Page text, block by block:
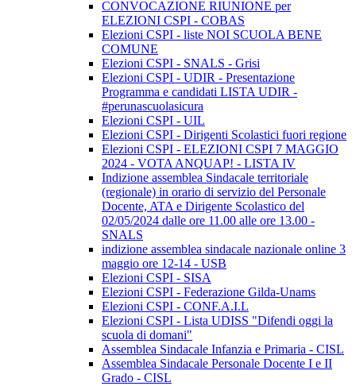
CONVOCAZIONE RIUNIONE per
ELEZIONI CSPI - COBAS
Elezioni CSPI - liste NOI SCUOLA BENE
COMUNE
Elezioni CSPI - SNALS - Grisi
Elezioni CSPI - UDIR - Presentazione
Programma e candidati LISTA UDIR -
#perunascuolasicura
Elezioni CSPI - UIL
Elezioni CSPI - Dirigenti Scolastici fuori regione
Elezioni CSPI - ELEZIONI CSPI 7 MAGGIO
2024 - VOTA ANQUAP! - LISTA IV
Indizione assemblea Sindacale territoriale
(regionale) in orario di servizio del Personale
Docente, ATA e Dirigente Scolastico del
02/05/2024 dalle ore 11.00 alle ore 13.00 -
SNALS
indizione assemblea sindacale nazionale online 3
maggio ore 12-14 - USB
Elezioni CSPI - SISA
Elezioni CSPI - Federazione Gilda-Unams
Elezioni CSPI - CONF.A.I.L
Elezioni CSPI - Lista UDISS "Difendi oggi la
scuola di domani"
Assemblea Sindacale Infanzia e Primaria - CISL
Assemblea Sindacale Personale Docente I e II
Grado - CISL